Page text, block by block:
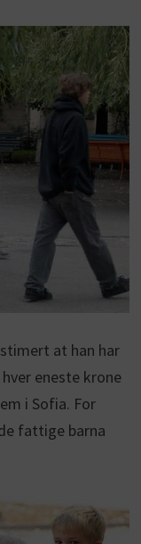
at han har
eneste krone
i Sofia. For
fattige barna